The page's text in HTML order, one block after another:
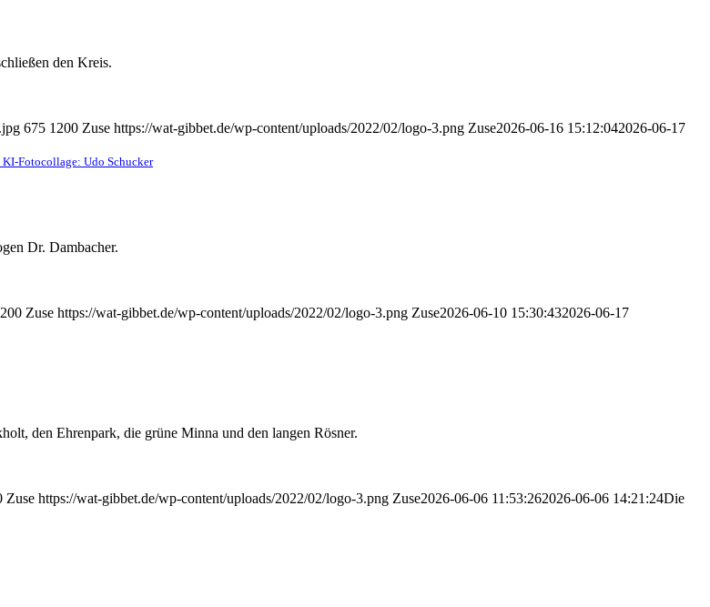
den Kreis.
675 1200 Zuse https://wat-gibbet.de/wp-content/uploads/2022/02/logo-3.png Zuse2026-06-16 15:12:042026-06-17
KI-Fotocollage: Udo Schucker
Dr. Dambacher.
Zuse https://wat-gibbet.de/wp-content/uploads/2022/02/logo-3.png Zuse2026-06-10 15:30:432026-06-17
den Ehrenpark, die grüne Minna und den langen Rösner.
Zuse https://wat-gibbet.de/wp-content/uploads/2022/02/logo-3.png Zuse2026-06-06 11:53:262026-06-06 14:21:24Die